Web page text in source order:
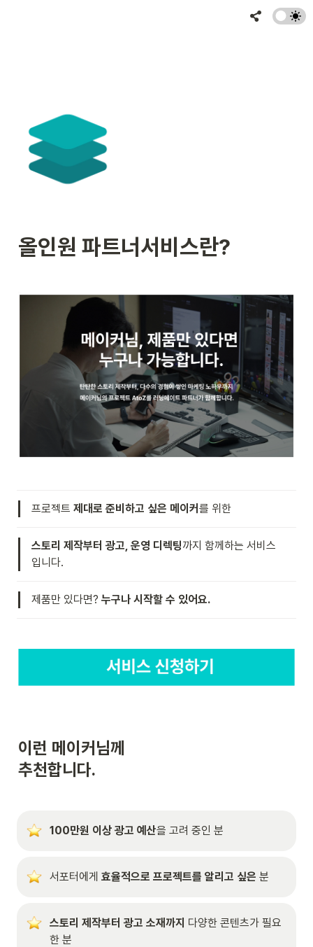
올인원 파트너서비스란?
프로젝트 제대로 준비하고 싶은 메이커 를 위한
스토리 제작부터 광고, 운영 디렉팅까지 함께하는 서비스
입니다.
제품만 있다면? 누구나 시작할 수 있어요.
이런 메이커님께
추천합니다.
100만원 이상 광고 예산을 고려 중인 분
서포터에게 효율적으로 프로젝트를 알리고 싶은 분
스토리 제작부터 광고 소재까지 다양한 콘텐츠가 필요
한 분